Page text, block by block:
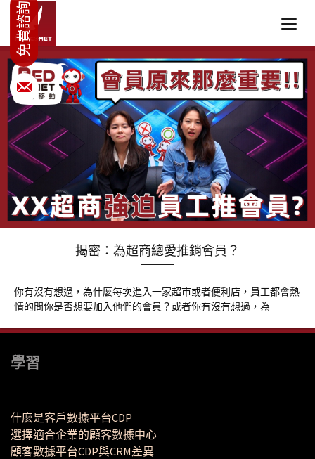
揭密：為超商總愛推銷會員？
你有沒有想過，為什麼每次進入一家超市或者便利店，員工都會熱
情的問你是否想要加入他們的會員？或者你有沒有想過，為
學習
什麼是客戶數據平台CDP
選擇適合企業的顧客數據中心
顧客數據平台CDP與CRM差異